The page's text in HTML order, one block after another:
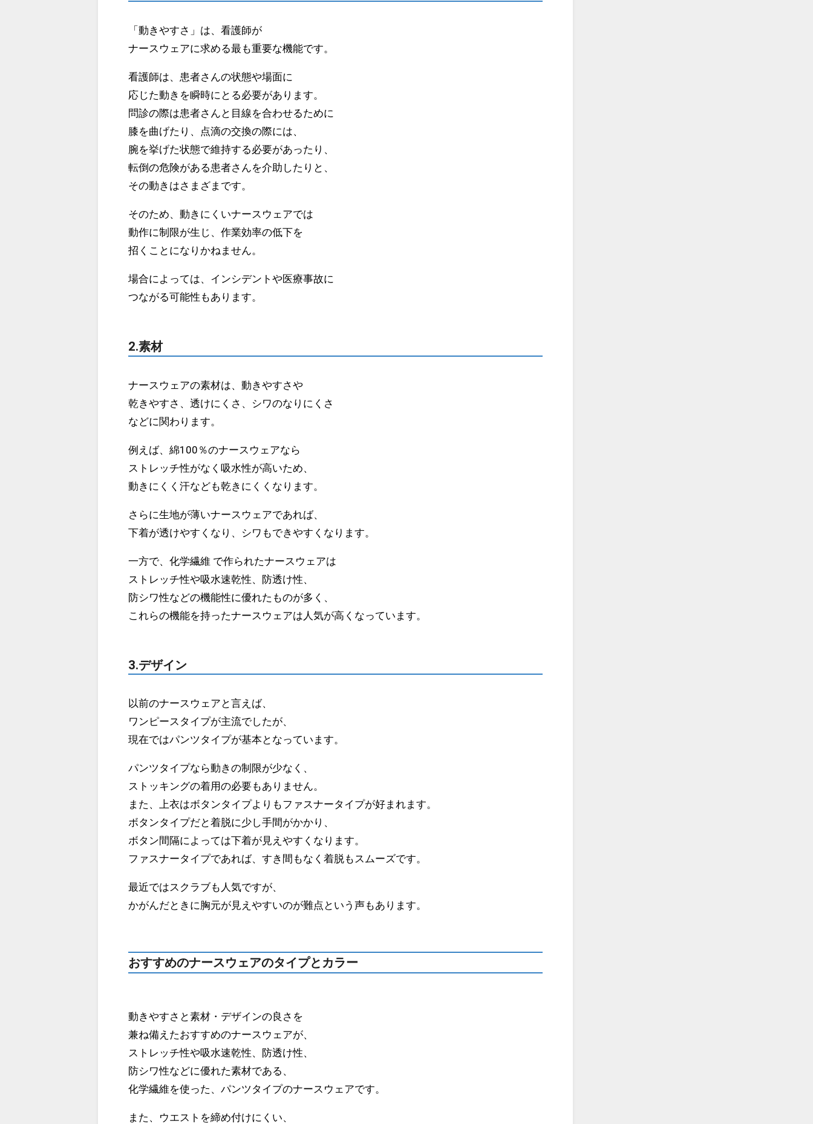
「動きやすさ」は、看護師が
ナースウェアに求める最も重要な機能です。
看護師は、患者さんの状態や場面に
応じた動きを瞬時にとる必要があります。
問診の際は患者さんと目線を合わせるために
膝を曲げたり、点滴の交換の際には、
腕を挙げた状態で維持する必要があったり、
転倒の危険がある患者さんを介助したりと、
その動きはさまざまです。
そのため、動きにくいナースウェアでは
動作に制限が生じ、作業効率の低下を
招くことになりかねません。
場合によっては、インシデントや医療事故に
つながる可能性もあります。
2.素材
ナースウェアの素材は、動きやすさや
乾きやすさ、透けにくさ、シワのなりにくさ
などに関わります。
例えば、綿100％のナースウェアなら
ストレッチ性がなく吸水性が高いため、
動きにくく汗なども乾きにくくなります。
さらに生地が薄いナースウェアであれば、
下着が透けやすくなり、シワもできやすくなります。
一方で、化学繊維 で作られたナースウェアは
ストレッチ性や吸水速乾性、防透け性、
防シワ性などの機能性に優れたものが多く、
これらの機能を持ったナースウェアは人気が高くなっています。
3.デザイン
以前のナースウェアと言えば、
ワンピースタイプが主流でしたが、
現在ではパンツタイプが基本となっています。
パンツタイプなら動きの制限が少なく、
ストッキングの着用の必要もありません。
また、上衣はボタンタイプよりもファスナータイプが好まれます。
ボタンタイプだと着脱に少し手間がかかり、
ボタン間隔によっては下着が見えやすくなります。
ファスナータイプであれば、すき間もなく着脱もスムーズです。
最近ではスクラブも人気ですが、
かがんだときに胸元が見えやすいのが難点という声もあります。
おすすめのナースウェアのタイプとカラー
動きやすさと素材・デザインの良さを
兼ね備えたおすすめのナースウェアが、
ストレッチ性や吸水速乾性、防透け性、
防シワ性などに優れた素材である、
化学繊維を使った、パンツタイプのナースウェアです。
また、ウエストを締め付けにくい、